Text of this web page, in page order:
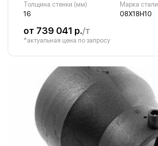
Толщина стенки (мм)
16
Марка стали
08Х18Н10
от 739 041 р./т
*актуальная цена по запросу